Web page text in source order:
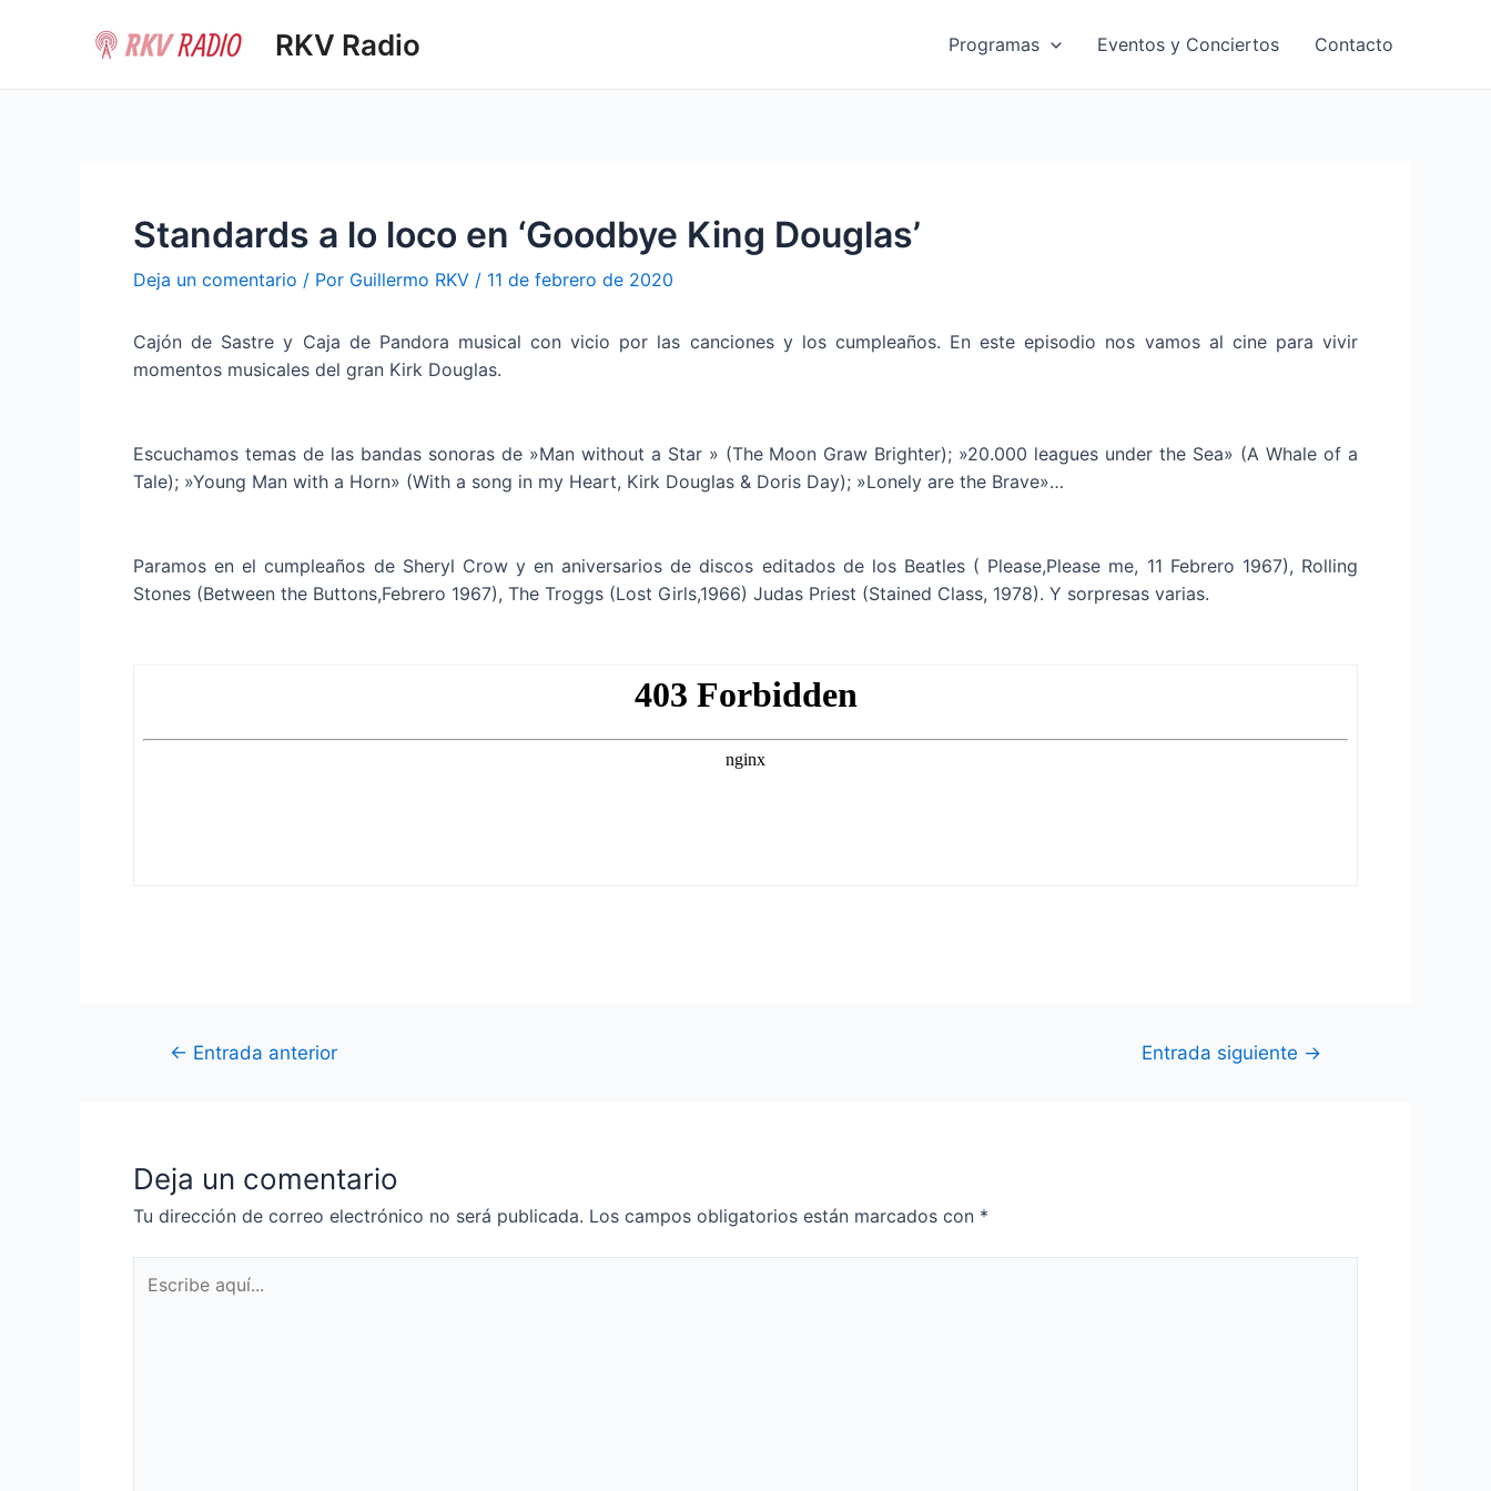
RKV Radio Programas Eventos y Conciertos Contacto
Standards a lo loco en ‘Goodbye King Douglas’
Deja un comentario / Por Guillermo RKV / 11 de febrero de 2020
Cajón de Sastre y Caja de Pandora musical con vicio por las canciones y los cumpleaños. En este episodio nos vamos al cine para vivir
momentos musicales del gran Kirk Douglas.
Escuchamos temas de las bandas sonoras de »Man without a Star » (The Moon Graw Brighter); »20.000 leagues under the Sea» (A Whale of a
Tale); »Young Man with a Horn» (With a song in my Heart, Kirk Douglas & Doris Day); »Lonely are the Brave»…
Paramos en el cumpleaños de Sheryl Crow y en aniversarios de discos editados de los Beatles ( Please,Please me, 11 Febrero 1967), Rolling
Stones (Between the Buttons,Febrero 1967), The Troggs (Lost Girls,1966) Judas Priest (Stained Class, 1978). Y sorpresas varias.
Navegación
← Entrada anterior Entrada siguiente →
Deja un comentario
Tu dirección de correo electrónico no será publicada. Los campos obligatorios están marcados con *
aquí...